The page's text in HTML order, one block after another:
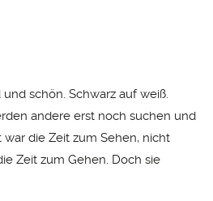
schön. Schwarz auf weiß.
andere erst noch suchen und
die Zeit zum Sehen, nicht
Zeit zum Gehen. Doch sie